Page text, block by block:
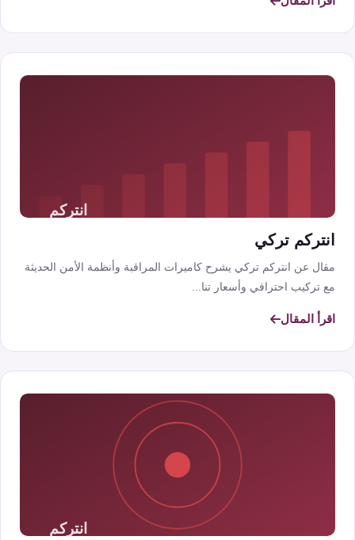
انتركم تركي
مقال عن انتركم تركي يشرح كاميرات المراقبة وأنظمة الأمن الحديثة
مع تركيب احترافي وأسعار تنا...
اقرأ المقال